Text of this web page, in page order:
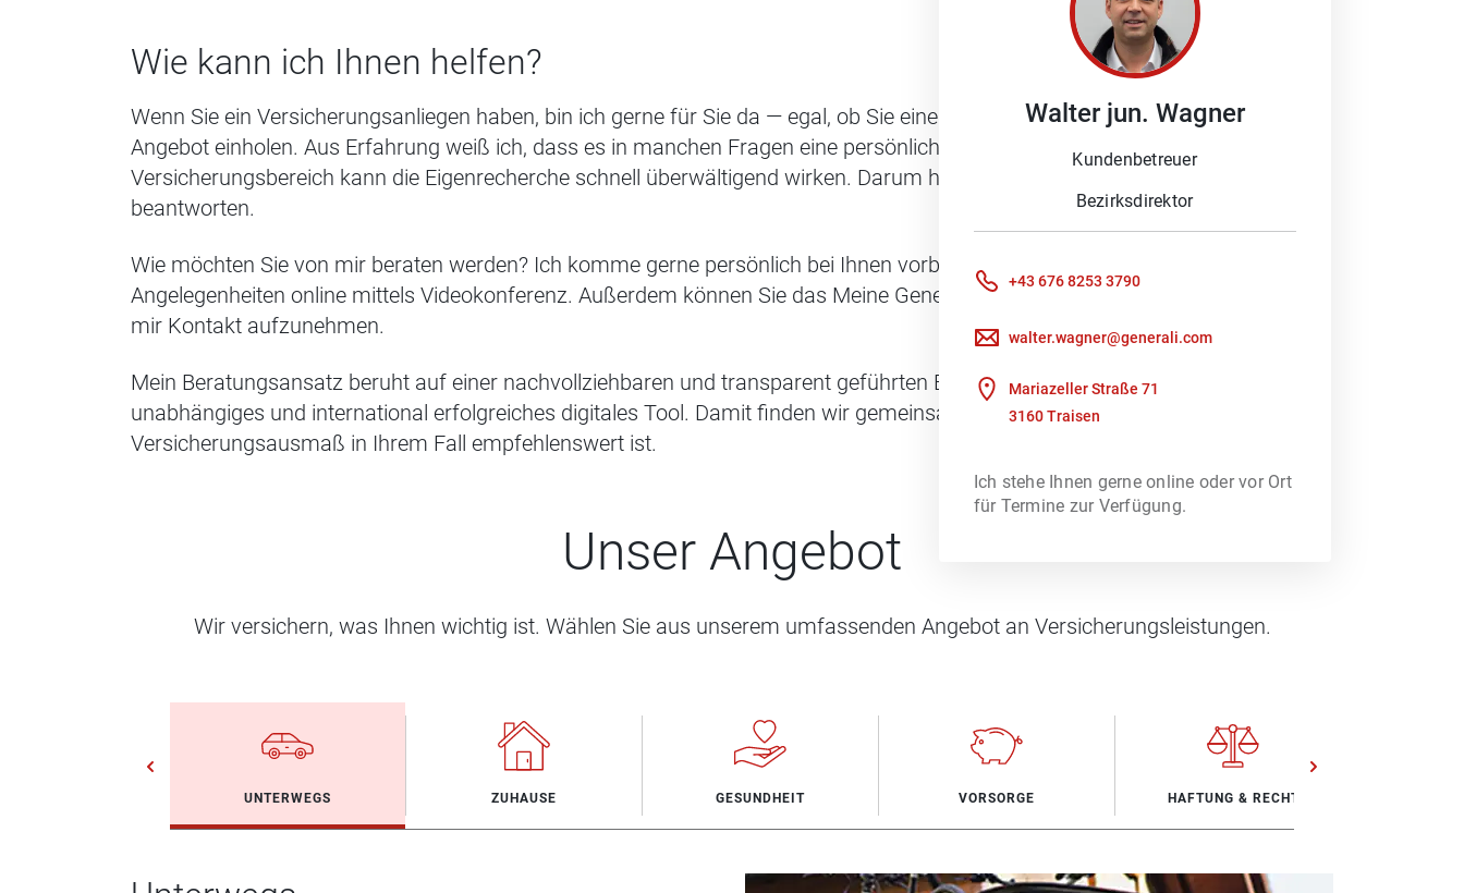
Walter jun. Wagner
Kundenbetreuer
Bezirksdirektor
+43 676 8253 3790
walter.wagner@generali.com
Mariazeller Straße 71
3160 Traisen
Ich stehe Ihnen gerne online oder vor Ort
für Termine zur Verfügung.
Wie kann ich Ihnen helfen?
Wenn Sie ein Versicherungsanliegen haben, bin ich gerne für Sie da — egal, ob Sie einen Schaden melden möchten oder ein
Angebot einholen. Aus Erfahrung weiß ich, dass es in manchen Fragen eine persönliche Beratung braucht. Denn besonders im
Versicherungsbereich kann die Eigenrecherche schnell überwältigend wirken. Darum helfe ich Ihnen gerne, Ihre Fragen zu
beantworten.
Wie möchten Sie von mir beraten werden? Ich komme gerne persönlich bei Ihnen vorbei oder wir kümmern uns um Ihre
Angelegenheiten online mittels Videokonferenz. Außerdem können Sie das Meine Generali Kundenportal nutzen, um direkt mit
mir Kontakt aufzunehmen.
Mein Beratungsansatz beruht auf einer nachvollziehbaren und transparent geführten Bedarfsberatung – unterstützt durch ein
unabhängiges und international erfolgreiches digitales Tool. Damit finden wir gemeinsam heraus, welches
Versicherungsausmaß in Ihrem Fall empfehlenswert ist.
Unser Angebot
Wir versichern, was Ihnen wichtig ist. Wählen Sie aus unserem umfassenden Angebot an Versicherungsleistungen.
UNTERWEGS ZUHAUSE GESUNDHEIT VORSORGE HAFTUNG & RECHT